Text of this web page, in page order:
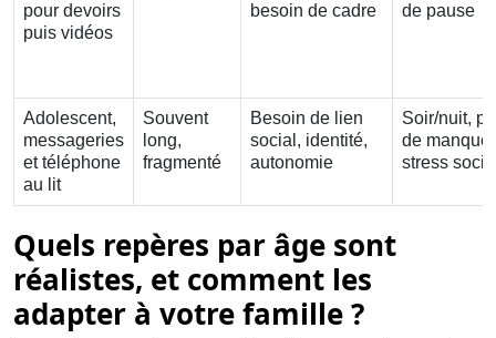
pour devoirs
puis vidéos
besoin de cadre
de pause
Adolescent,
messageries
et téléphone
au lit
Souvent
long,
fragmenté
Besoin de lien
social, identité,
autonomie
Soir/nuit,
de
stress
Quels repères par âge sont
réalistes, et comment les
adapter à votre famille ?